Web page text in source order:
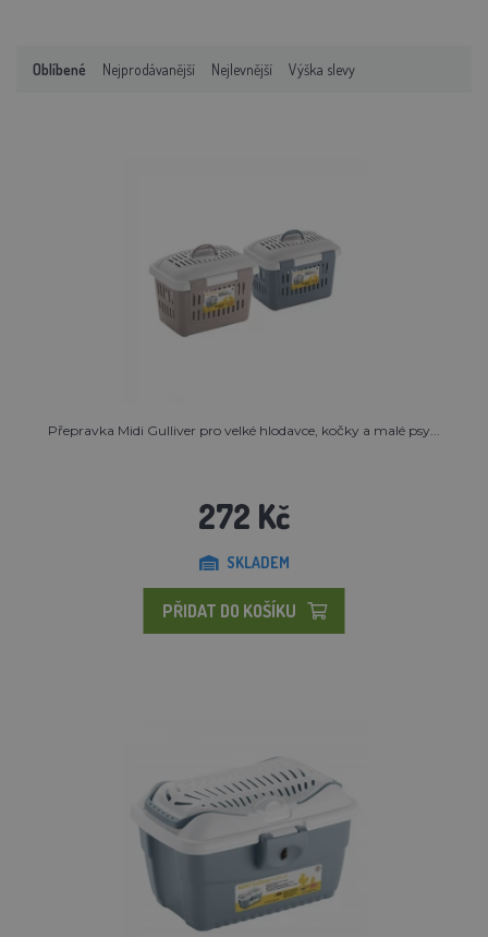
Oblíbené Nejprodávanější Nejlevnější Výška slevy
Přepravka Midi Gulliver pro velké hlodavce, kočky a malé psy...
272 Kč
SKLADEM
PŘIDAT DO KOŠÍKU